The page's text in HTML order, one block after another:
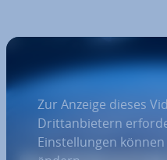
Zur Anzeige dieses
Drittanbietern
Einstellungen können